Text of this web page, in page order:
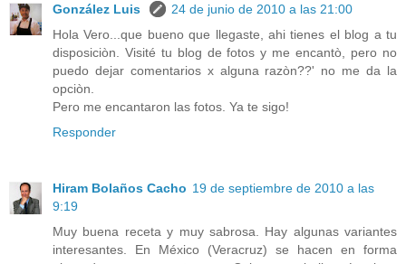
González Luis
24 de junio de 2010 a las 21:00
Hola Vero...que bueno que llegaste, ahi tienes el blog a tu
disposiciòn. Visité tu blog de fotos y me encantò, pero no
puedo dejar comentarios x alguna razòn??' no me da la
opciòn.
Pero me encantaron las fotos. Ya te sigo!
Responder
Hiram Bolaños Cacho 19 de septiembre de 2010 a las
9:19
Muy buena receta y muy sabrosa. Hay algunas variantes
interesantes. En México (Veracruz) se hacen en forma